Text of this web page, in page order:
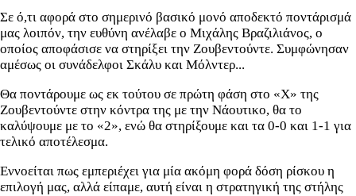
Σε ό,τι αφορά στο σημερινό βασικό μονό αποδεκτό ποντάρισμά
μας λοιπόν, την ευθύνη ανέλαβε ο Μιχάλης Βραζιλιάνος, ο
οποίος αποφάσισε να στηρίξει την Ζουβεντούντε. Συμφώνησαν
αμέσως οι συνάδελφοι Σκάλυ και Μόλντερ...
Θα ποντάρουμε ως εκ τούτου σε πρώτη φάση στο «Χ» της
Ζουβεντούντε στην κόντρα της με την Νάουτικο, θα το
καλύψουμε με το «2», ενώ θα στηρίξουμε και τα 0-0 και 1-1 για
τελικό αποτέλεσμα.
Εννοείται πως εμπεριέχει για μία ακόμη φορά δόση ρίσκου η
επιλογή μας, αλλά είπαμε, αυτή είναι η στρατηγική της στήλης